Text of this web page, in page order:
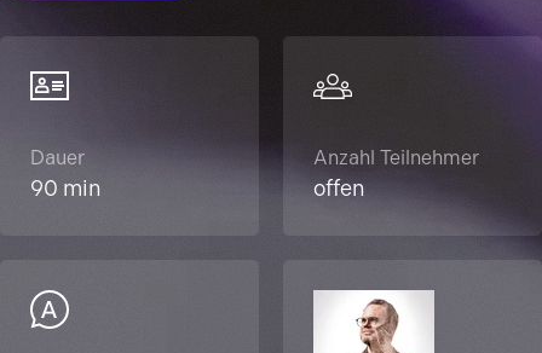
Dauer
90 min
Anzahl Teilnehmer
offen